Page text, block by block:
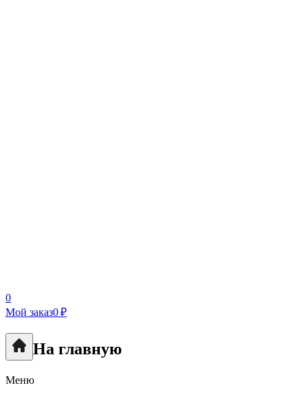
0
Мой заказ0 ₽
На главную
Меню